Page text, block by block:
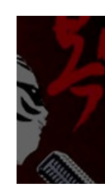
정전 !!! 1. 2라운드대결
vs 복면가왕 탕후루
왕님도 막으러 왔습니
깨질걸요? 탕탕! 고막을
림 의 정체는 가수 고스